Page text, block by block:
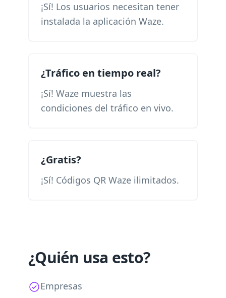
¡Sí! Los usuarios necesitan tener
instalada la aplicación Waze.
¿Tráfico en tiempo real?
¡Sí! Waze muestra las
condiciones del tráfico en vivo.
¿Gratis?
¡Sí! Códigos QR Waze ilimitados.
¿Quién usa esto?
Empresas